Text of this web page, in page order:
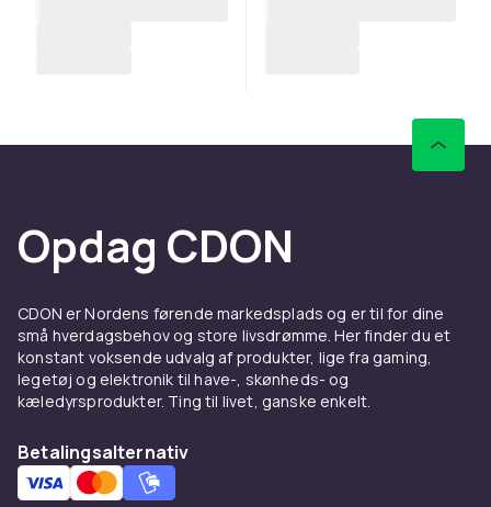
Opdag CDON
CDON er Nordens førende markedsplads og er til for dine
små hverdagsbehov og store livsdrømme. Her finder du et
konstant voksende udvalg af produkter, lige fra gaming,
legetøj og elektronik til have-, skønheds- og
kæledyrsprodukter. Ting til livet, ganske enkelt.
Betalingsalternativ